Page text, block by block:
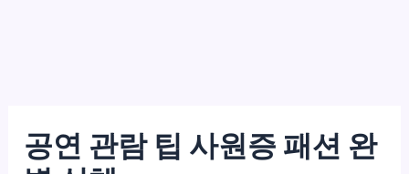
공연 관람 팁 사원증 패션 완